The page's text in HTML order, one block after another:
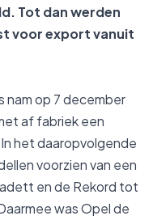
Tot dan werden
voor export vanuit
nam op 7 december
af fabriek een
het daaropvolgende
voorzien van een
en de Rekord tot
was Opel de